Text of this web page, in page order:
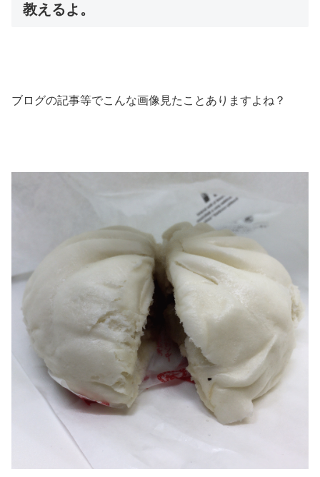
教えるよ。
ブログの記事等でこんな画像見たことありますよね？